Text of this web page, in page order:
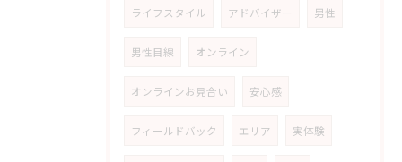
ライフスタイル アドバイザー 男性
男性目線 オンライン
オンラインお見合い 安心感
フィールドバック エリア 実体験